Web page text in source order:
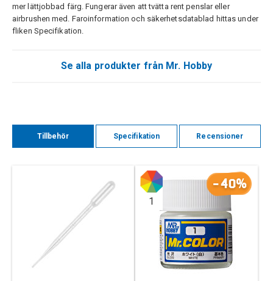
mer lättjobbad färg. Fungerar även att tvätta rent penslar eller
airbrushen med. Faroinformation och säkerhetsdatablad hittas under
fliken Specifikation.
Se alla produkter från Mr. Hobby
Tillbehör Specifikation Recensioner
-40%
1